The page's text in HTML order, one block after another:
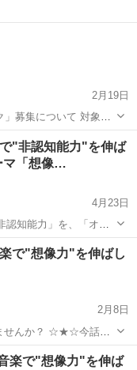
2月19日
"非認知能力"を伸ば
マ「想像…
4月23日
知能力」を、「オ
ューマジックスクー
で"想像力"を伸ばし
2月8日
☆★☆今話題
グラムで伸ばしていく
無料
楽で"想像力"を伸ば